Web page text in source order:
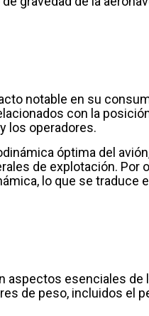
notable en su
con la
los operadores.
óptima del
de explotación. Por
lo que se traduce
aspectos esenciales
de peso, incluidos el